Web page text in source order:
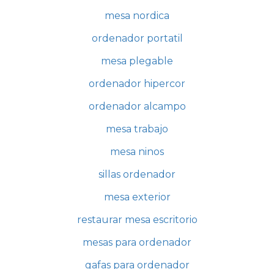
mesa nordica
ordenador portatil
mesa plegable
ordenador hipercor
ordenador alcampo
mesa trabajo
mesa ninos
sillas ordenador
mesa exterior
restaurar mesa escritorio
mesas para ordenador
gafas para ordenador